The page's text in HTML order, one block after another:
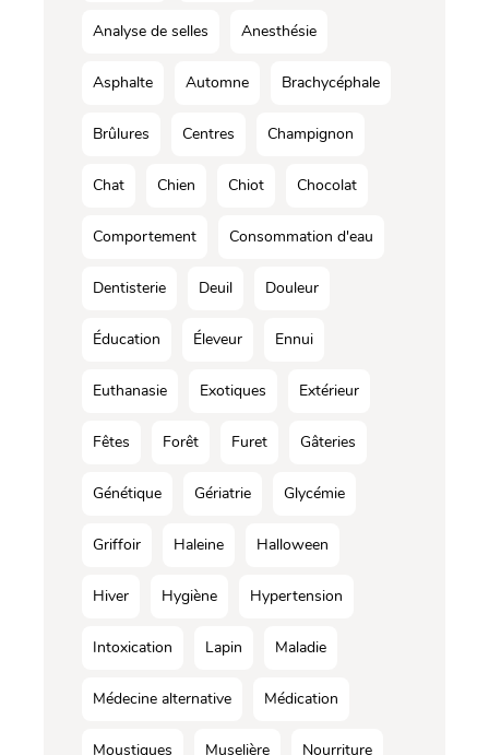
Analyse de selles Anesthésie
Asphalte Automne Brachycéphale
Brûlures Centres Champignon
Chat Chien Chiot Chocolat
Comportement Consommation d'eau
Dentisterie Deuil Douleur
Éducation Éleveur Ennui
Euthanasie Exotiques Extérieur
Fêtes Forêt Furet Gâteries
Génétique Gériatrie Glycémie
Griffoir Haleine Halloween
Hiver Hygiène Hypertension
Intoxication Lapin Maladie
Médecine alternative Médication
Moustiques Muselière Nourriture